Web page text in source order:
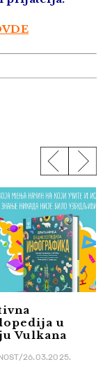
u
Vulkana
26.03.2025.